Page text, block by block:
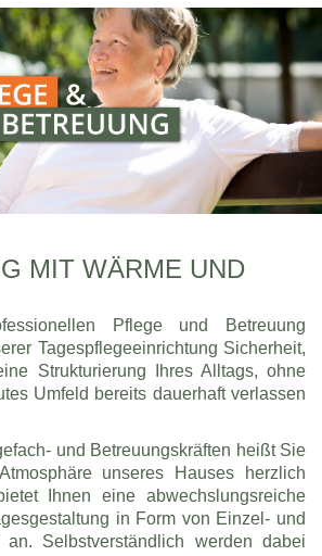
MIT WÄRME UND
Pflege und Betreuung
Tagespflegeeinrichtung Sicherheit,
Strukturierung Ihres Alltags, ohne
Umfeld bereits dauerhaft verlassen
und Betreuungskräften heißt Sie
unseres Hauses herzlich
Ihnen eine abwechslungsreiche
in Form von Einzel- und
an. Selbstverständlich werden dabei